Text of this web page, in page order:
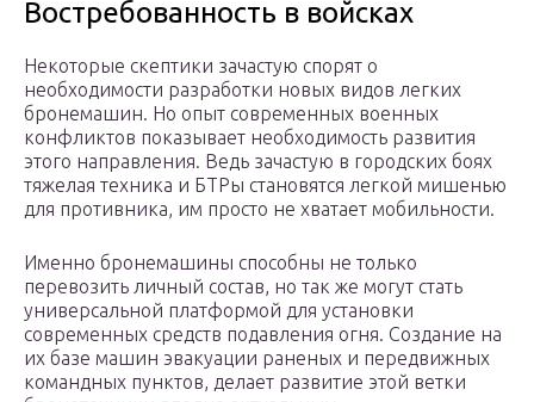
Востребованность в войсках
Некоторые скептики зачастую спорят о
необходимости разработки новых видов легких
бронемашин. Но опыт современных военных
конфликтов показывает необходимость развития
этого направления. Ведь зачастую в городских боях
тяжелая техника и БТРы становятся легкой мишенью
для противника, им просто не хватает мобильности.
Именно бронемашины способны не только
перевозить личный состав, но так же могут стать
универсальной платформой для установки
современных средств подавления огня. Создание на
их базе машин эвакуации раненых и передвижных
командных пунктов, делает развитие этой ветки